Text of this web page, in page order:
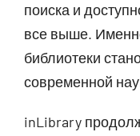
поиска и
все выше.
библиотеки
современной
inLibrary